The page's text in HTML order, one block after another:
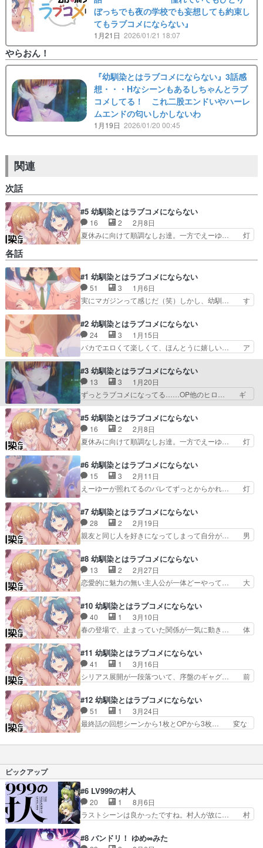
ぼっちでも夜の学校でも妄想しても約束し
てもラブコメにならない』
1月21日 2026/01/21 18:07
やらおん！
『幼馴染とはラブコメにならない』3話感
想・・・Hなシーンもあるしちゃんとラブ
コメしてる！ これ二股エンドいやハーレ
ムエンドの匂いしかしないわ
1月19日 2026/01/20 00:45
関連
次話
#5 幼馴染とはラブコメにならない
16 2
2月8日
夏休みに向けて順調なしお達。一方でえーゆ… 灯
トが終わり、しおもあかりも気持ち… 激辛カレー
パンを感触したあかりん偉い！そ… 分かりやすい
サブタイも悪くない。激辛カレ… 現実では激辛チ
ップスの死亡事例が起こって… るなこ、テスト5
教科満点とか医者を目指し… 「激激辛でもテスト
終わりでもお風呂回でも…
各話
#1 幼馴染とはラブコメにならない
51 3
1月6日
実にマガジンって感じだ（笑）しかし、幼馴… す
染から下の名前で呼ばれるなんてな、そ… これも
マガジンのラブコメね。汐ちゃんも灯… コッテコ
テの幼馴染ラブコメかと思いきやア… そして何よ
りヒロイン2人がべらぼうに可愛… ラブコメ好き
もいるかもしれないが、これ… そこまで面白くは
なかったけど、ヒロイン二… 可愛い女の子と、ん
なことねーだろ！黒岩め…
#2 幼馴染とはラブコメにならない
24 3
1月15日
バカでエロくて楽しくて、ほんとうに嬉しい… ア
ッカリンのコテコテなツンデレ感といい古… アホ
みたいな話だけどヒロインの可愛さで十… 序盤、
汐の行動に対して無の境地になろうと… 早くもネ
タ切れというか息切れし始めてるの… いやラブコ
メになってるやろがいほんと平和… 3分に1回は
った 灯、えーゆーのこと好… 満員バスで密着→
雨でお姫様抱っこ→パンツ… とにかくシチュエー
ションだけぶち込んでく…
#3 幼馴染とはラブコメにならない
13 3
1月20日
ずっとラブコメになってる……OP他のヒロ… ギ
リギリラブコメさせません。はよキャラ増… 夜の
体育館倉庫に閉じ込められたり、幼い頃… 汐みた
いに普段から明るい性格なら冗談で済… 「憧れて
いてもひとりぼっちでも夜の学校で… 最近のラブ
コメのキャラって「相手に告白さ… 汐ちゃんの積
タベタのラブコメ！今回は汐… ギリギリまでどっ
ちに入れるか悩んでたんか… 元から幼馴染の距離
感ではないとはいえ、恋…
#5 幼馴染とはラブコメにならない
16 2
2月8日
夏休みに向けて順調なしお達。一方でえーゆ… 灯
りの激辛カレーパン食べてる顔可愛すぎ… 激辛カ
レーパン食うので一話使うラブコメは… 期末テス
トが終わり、しおもあかりも気持ち… 激辛カレー
パンを感触したあかりん偉い！そ… 分かりやすい
ップスの死亡事例が起こって… るなこ、テスト5
教科満点とか医者を目指し… 「激激辛でもテスト
終わりでもお風呂回でも…
#6 幼馴染とはラブコメにならない
15 3
2月11日
えーゆーが照れてるのバレてずっとからかれ… 灯
に灯のターン！ だけども、そこまでや… 今回は
↓の2枚で全て表現できる。いや〜.… ようやく攻
めに転じた灯ちゃん、流石に遅す… 海で水着回と
ことん擦られた定番ネタですが… 水着回からの同
めっちゃ可愛いのに、え… 灯さん、力強すぎな
い？えーゆーが立ってる… 灯のことだから意識し
すぎて空回りすると思…
#7 幼馴染とはラブコメにならない
28 2
2月19日
親友と同じ人を好きになってしまって自分が… 男
ゆーの記憶を消そうと金属バット持って… やっぱ
灯は面倒くさいな灯はﾂﾝﾃﾞﾚです… えーゆー危う
く灯に◯されかけたな…という… でもまぁ最後に
伝えられて良かったですなｗ… 遂にライバル宣
になるのか！？！？さす… えーゆーどうするんだ
よ！？！？これはもう… 世之介くん幼馴染二人と
花火大会に来たけど…
#8 幼馴染とはラブコメにならない
13 2
2月27日
恋愛的に魅力の無い主人公が一体どーやって… 大
ゆー、灯のシーン面白かった 汐と灯の… 普通に
良い話でしたw花火のシーンとか勝手… いや4人
目は流石に登場遅すぎない？まあで… 「どっちか
選んでよ」「待ってるから！」と… 灯、汐がそれ
花火見てる所まで想像してた… OPには登場して
いたベリーショート褐色娘… 金属バットでの襲撃
に続いて今度は投石…照…
#10 幼馴染とはラブコメにならない
40 1
3月10日
春の登場で、止まっていた関係が一気に動き… 体
倉庫で2人きりなのに閉じ込められない… 幼い頃
のノーカンが現在のノーカンに変わっ… えーゆー
と春のキスでみんな動揺！それなの… ラブコメで
の体育倉庫イベントで特に何も無… 誰が好きかは
してもラブコメにならないっ… えーゆーとハルの
ハプニングキスによる動揺… キス＆キス＆トレン
ディなBGM。これは流…
#11 幼馴染とはラブコメにならない
41 1
3月16日
シリアス展開が一段落ついて、序盤のギャグ… 前
「散々仲直りしてきたでしょ」灯の説得やる… キ
スをきっかけに少しずつ崩れていく関係と… こう
いうのって面白くなくてもエロくさえあ… キスの
件でずっとギクシャクしてた汐ちゃん… 灯と汐の
#12 幼馴染とはラブコメにならない
51 1
3月24日
最終話の回想シーンから1枚とOPから3枚… 変な
メとしてはごくごく一般的な最終回と… ぶっ壊れ
灯とか嬉しいくせに灯のツンデレ… キモえーゆー
構好きやわwヒロインが4人… キモえーゆーこの
ままずっとなのかと思って… あのキモえーゆーは
別人格だったのかよww… 幼馴染相手にムラムラ
してしまうことへの自…
ピックアップ
#6 LV999の村人
20 1
8月6日
ラストシーンは良かったですね。村人が故に… 村
スと10年後に結婚の約束をした鏡ずっ… カジノ
#8 バンドリ！ ゆめ∞みた